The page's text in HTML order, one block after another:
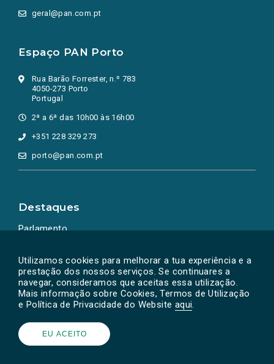
Utilizamos cookies para melhorar a tua experiência e a
prestação dos nossos serviços. Se continuares a
navegar, consideramos que aceitas essa utilização.
Mais informação sobre Cookies, Termos de Utilização
e Política de Privacidade do Website aqui.
EU ACEITO
geral@pan.com.pt
Espaço PAN Porto
Rua Barão Forrester, n.º 783
4050-273 Porto
Portugal
2ª a 6ª das 10h00 às 16h00
+351 228 329 273
porto@pan.com.pt
Destaques
Parlamento
Powered by © PAN 2026